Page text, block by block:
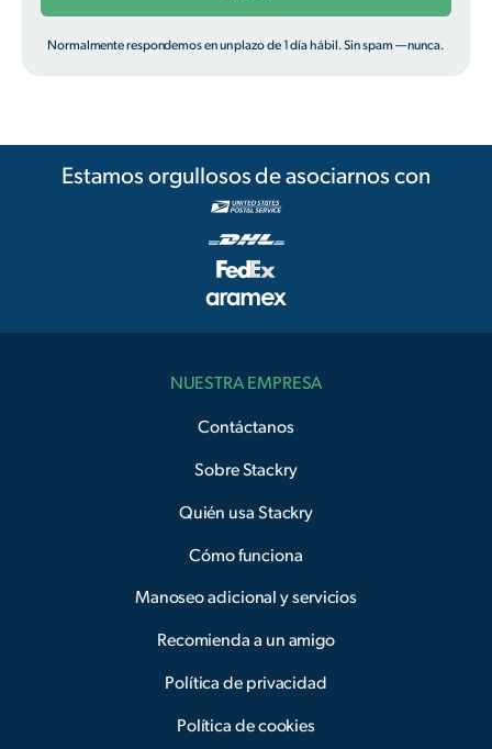
Normalmente respondemos en un plazo de 1 día hábil. Sin spam — nunca.
Estamos orgullosos de asociarnos con
NUESTRA EMPRESA
Contáctanos
Sobre Stackry
Quién usa Stackry
Cómo funciona
Manoseo adicional y servicios
Recomienda a un amigo
Política de privacidad
Política de cookies